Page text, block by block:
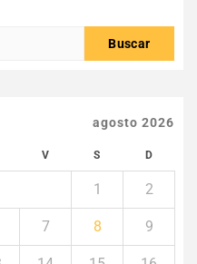
agosto 2026
V S D
1 2
7 8 9